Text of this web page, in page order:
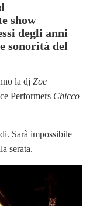
show
degli anni
sonorità del
la dj Zoe
Performers Chicco
Sarà impossibile
serata.